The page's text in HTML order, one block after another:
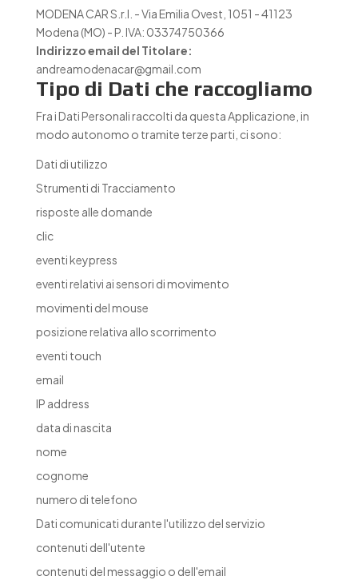
MODENA CAR S.r.l. - Via Emilia Ovest, 1051 - 41123
Modena (MO) - P. IVA: 03374750366
Indirizzo email del Titolare:
andreamodenacar@gmail.com
Tipo di Dati che raccogliamo
Fra i Dati Personali raccolti da questa Applicazione, in
modo autonomo o tramite terze parti, ci sono:
Dati di utilizzo
Strumenti di Tracciamento
risposte alle domande
clic
eventi keypress
eventi relativi ai sensori di movimento
movimenti del mouse
posizione relativa allo scorrimento
eventi touch
email
IP address
data di nascita
nome
cognome
numero di telefono
Dati comunicati durante l'utilizzo del servizio
contenuti dell'utente
contenuti del messaggio o dell'email